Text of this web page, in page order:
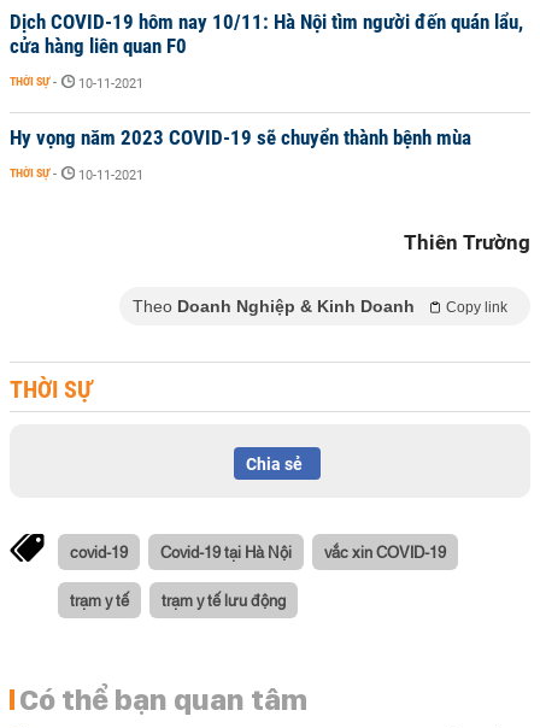
Dịch COVID-19 hôm nay 10/11: Hà Nội tìm người đến quán lẩu,
cửa hàng liên quan F0
THỜI SỰ - 10-11-2021
Hy vọng năm 2023 COVID-19 sẽ chuyển thành bệnh mùa
THỜI SỰ - 10-11-2021
Thiên Trường
Theo Doanh Nghiệp & Kinh Doanh Copy link
THỜI SỰ
Chia sẻ
covid-19 Covid-19 tại Hà Nội vắc xin COVID-19
trạm y tế trạm y tế lưu động
Có thể bạn quan tâm